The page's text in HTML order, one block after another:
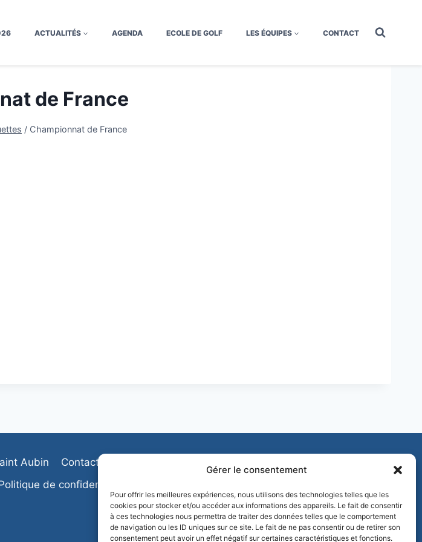
Gérer le consentement
Pour offrir les meilleures expériences, nous utilisons des technologies telles que les
cookies pour stocker et/ou accéder aux informations des appareils. Le fait de consentir
à ces technologies nous permettra de traiter des données telles que le comportement
de navigation ou les ID uniques sur ce site. Le fait de ne pas consentir ou de retirer son
consentement peut avoir un effet négatif sur certaines caractéristiques et fonctions.
ACTUALITÉS AGENDA ECOLE DE GOLF LES ÉQUIPES CONTACT
de France
/ Championnat de France
Aubin Contactez-nous
de confidentialité